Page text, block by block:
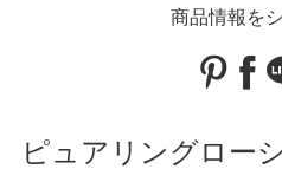
商品情報を
ピュアリングロー